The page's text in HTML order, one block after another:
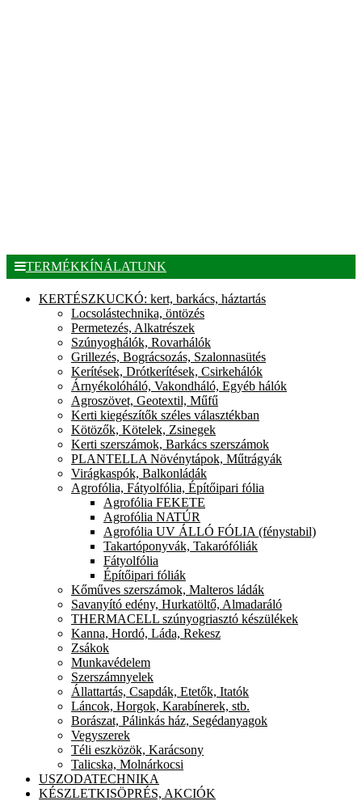
TERMÉKKÍNÁLATUNK
KERTÉSZKUCKÓ: kert, barkács, háztartás
Locsolástechnika, öntözés
Permetezés, Alkatrészek
Szúnyoghálók, Rovarhálók
Grillezés, Bográcsozás, Szalonnasütés
Kerítések, Drótkerítések, Csirkehálók
Árnyékolóháló, Vakondháló, Egyéb hálók
Agroszövet, Geotextil, Műfű
Kerti kiegészítők széles választékban
Kötözők, Kötelek, Zsinegek
Kerti szerszámok, Barkács szerszámok
PLANTELLA Növénytápok, Műtrágyák
Virágkaspók, Balkonládák
Agrofólia, Fátyolfólia, Építőipari fólia
Agrofólia FEKETE
Agrofólia NATÚR
Agrofólia UV ÁLLÓ FÓLIA (fénystabil)
Takartóponyvák, Takarófóliák
Fátyolfólia
Építőipari fóliák
Kőműves szerszámok, Malteros ládák
Savanyító edény, Hurkatöltő, Almadaráló
THERMACELL szúnyogriasztó készülékek
Kanna, Hordó, Láda, Rekesz
Zsákok
Munkavédelem
Szerszámnyelek
Állattartás, Csapdák, Etetők, Itatók
Láncok, Horgok, Karabínerek, stb.
Borászat, Pálinkás ház, Segédanyagok
Vegyszerek
Téli eszközök, Karácsony
Talicska, Molnárkocsi
USZODATECHNIKA
KÉSZLETKISÖPRÉS, AKCIÓK